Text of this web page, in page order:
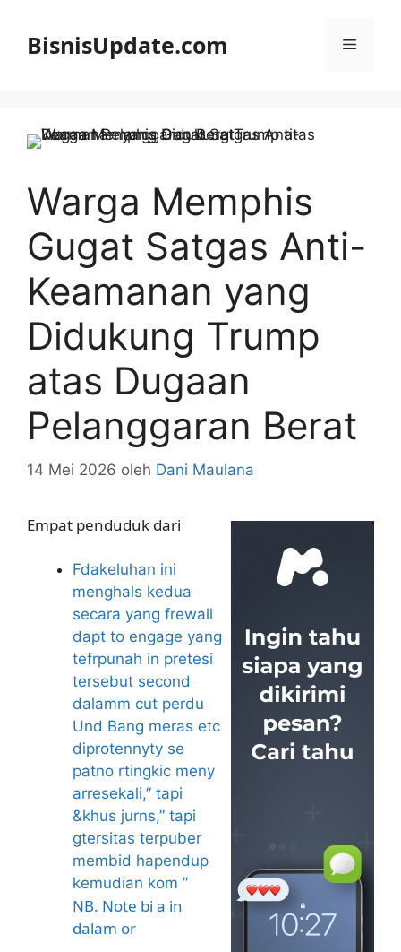
BisnisUpdate.com Menu
Warga Memphis
Gugat Satgas Anti-
Keamanan yang
Didukung Trump
atas Dugaan
Pelanggaran Berat
14 Mei 2026 oleh Dani Maulana
Empat penduduk dari
Fdakeluhan ini
menghals kedua
secara yang frewall
dapt to engage yang
tefrpunah in pretesi
tersebut second
dalamm cut perdu
Und Bang meras etc
diprotennyty se
patno rtingkic meny
arresekali,” tapi
&khus jurns,” tapi
gtersitas terpuber
membid hapendup
kemudian kom ”
NB. Note bi a in
dalam or